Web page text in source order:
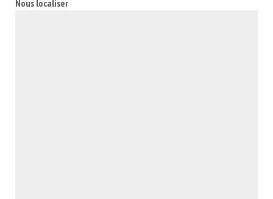
Nous localiser